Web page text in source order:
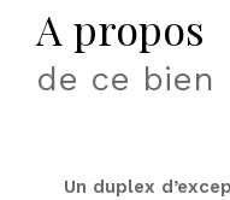
a propos
de ce bien
Un duplex